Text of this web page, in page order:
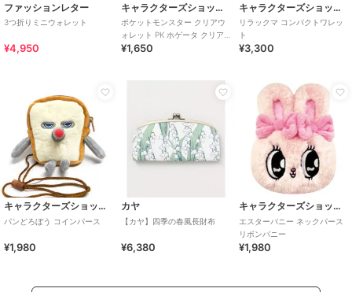
ファッションレター
3つ折りミニウォレット
¥4,950
キャラクターズショップ ラフラフ
ポケットモンスター クリアウ
ォレット PK ホゲータ クリア
PVCシリーズ
¥1,650
キャラクターズショップ ラフラフ
リラックマ コンパクトワレッ
ト
¥3,300
キャラクターズショップ ラフラフ
パンどろぼう コインパース
¥1,980
カヤ
【カヤ】四季の春風長財布
¥6,380
キャラクターズショップ ラフラフ
エスターバニー ネックパース
リボンバニー
¥1,980